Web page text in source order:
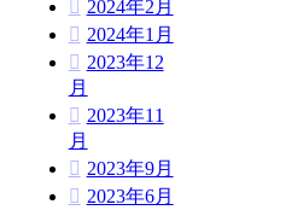
2024年2月
2024年1月
2023年12
月
2023年11
月
2023年9月
2023年6月